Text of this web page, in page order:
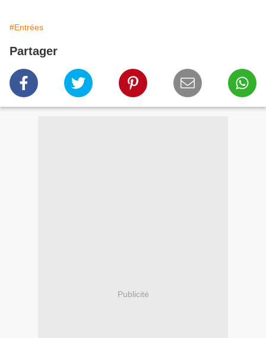
#Entrées
Partager
Publicité